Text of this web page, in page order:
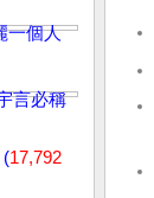
一個人
言必稱
(17,792